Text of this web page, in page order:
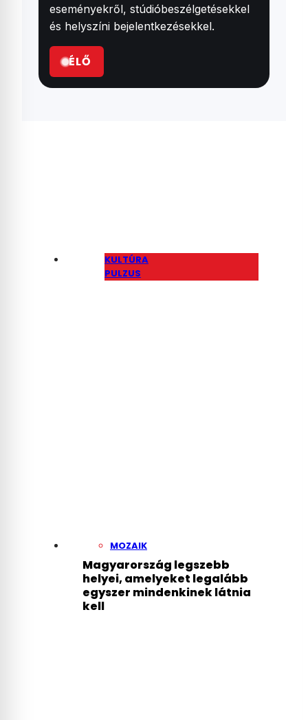
eseményekről, stúdióbeszélgetésekkel
és helyszíni bejelentkezésekkel.
ÉLŐ
KULTÚRA
PULZUS
MOZAIK
Magyarország legszebb
helyei, amelyeket legalább
egyszer mindenkinek látnia
kell